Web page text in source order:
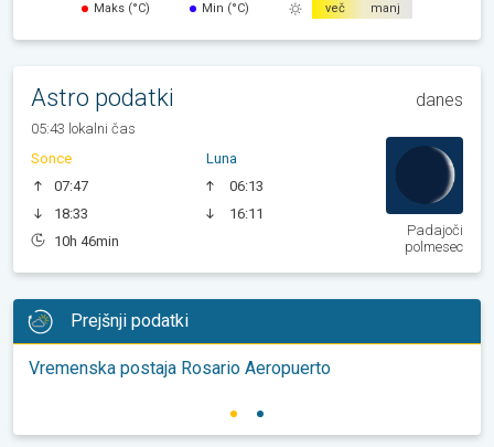
Maks (°C) Min (°C) več manj
Astro podatki danes
05:43 lokalni čas
Sonce
07:47
18:33
10h 46min
Luna
06:13
16:11
Padajoči
polmesec
Prejšnji podatki
Vremenska postaja Rosario Aeropuerto